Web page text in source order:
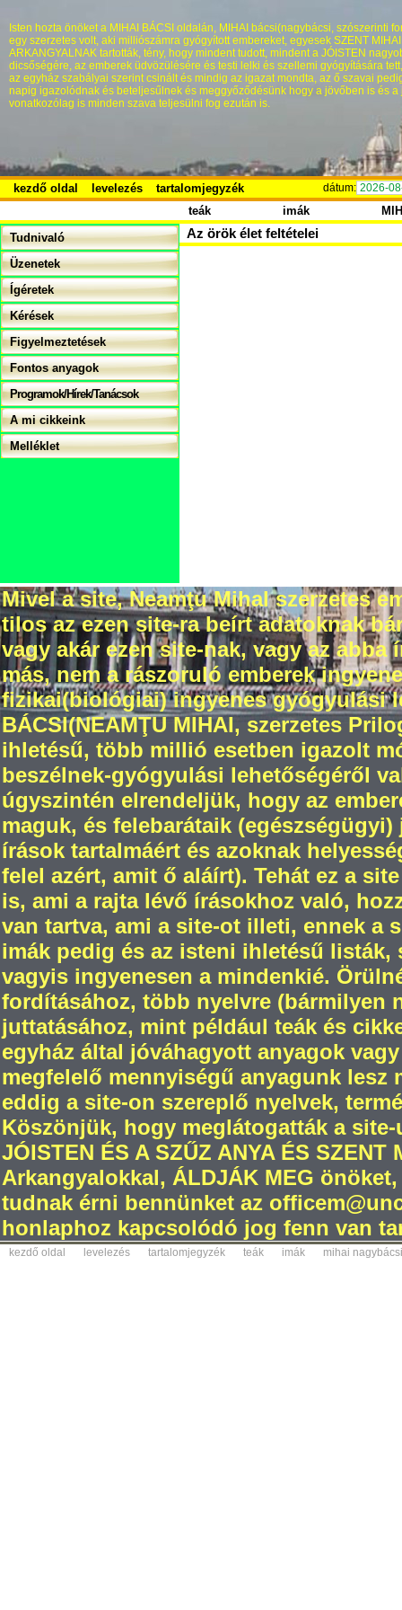
Isten hozta önöket a MIHAI BÁCSI oldalán, MIHAI bácsi(nagybácsi, szószerinti
egy szerzetes volt, aki milliószámra gyógyított embereket, egyesek SZENT
ARKANGYALNAK tartották, tény, hogy mindent tudott, mindent a JÓISTEN
dicsőségére, az emberek üdvözülésére és testi lelki és szellemi gyógyítására
az egyház szabályai szerint csinált és mindig az igazat mondta, az ő szavai
napig igazolódnak és beteljesűlnek és meggyőződésünk hogy a jövőben is és a
vonatkozólag is minden szava teljesülni fog ezután is.
kezdő oldal levelezés tartalomjegyzék dátum: 2026-
teák imák
Tudnivaló
Üzenetek
Ígéretek
Kérések
Figyelmeztetések
Fontos anyagok
Programok/Hírek/Tanácsok
A mi cikkeink
Melléklet
Az örök élet feltételei
Mivel a site, Neamţu Mihal szerzetes
tilos az ezen site-ra beírt adatoknak
vagy akár ezen site-nak, vagy az
más, nem a rászoruló emberek
fizikai(biológiai) ingyenes gyógyulási
BÁCSI(NEAMŢU MIHAI, szerzetes
ihletésű, több millió esetben igazolt
beszélnek-gyógyulási lehetőségéről
úgyszintén elrendeljük, hogy az
maguk, és felebarátaik
írások tartalmáért és azoknak
felel azért, amit ő aláírt). Tehát ez a
is, ami a rajta lévő írásokhoz való,
van tartva, ami a site-ot illeti, ennek a
imák pedig és az isteni ihletésű
vagyis ingyenesen a mindenkié.
fordításához, több nyelvre (bármilyen
juttatásához, mint például teák és
egyház által jóváhagyott anyagok
megfelelő mennyiségű anyagunk lesz
eddig a site-on szereplő nyelvek,
Köszönjük, hogy meglátogatták a
JÓISTEN ÉS A SZŰZ ANYA ÉS
Arkangyalokkal, ÁLDJÁK MEG
tudnak érni bennünket az
honlaphoz kapcsolódó jog fenn van
kezdő oldal levelezés tartalomjegyzék teák imák mihai nagybácsi